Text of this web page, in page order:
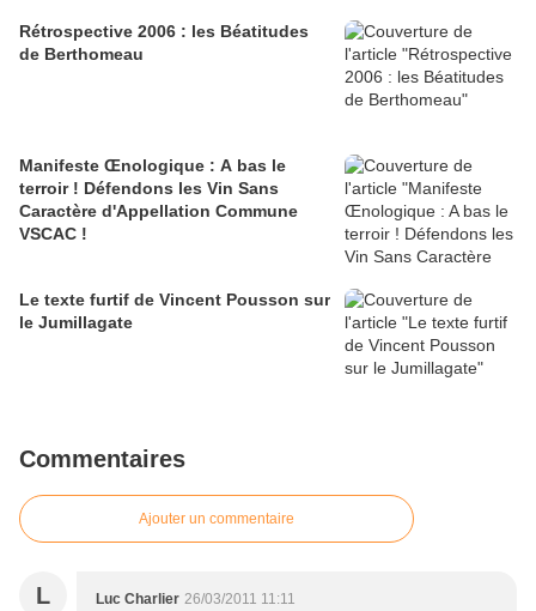
Rétrospective 2006 : les Béatitudes
de Berthomeau
Manifeste Œnologique : A bas le
terroir ! Défendons les Vin Sans
Caractère d'Appellation Commune
VSCAC !
Le texte furtif de Vincent Pousson sur
le Jumillagate
Commentaires
Ajouter un commentaire
L Luc Charlier 26/03/2011 11:11